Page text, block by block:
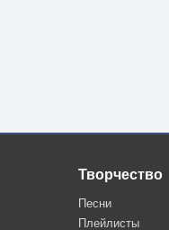
Творчество
Песни
Плейлисты